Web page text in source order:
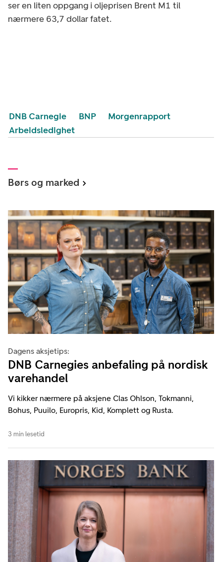
ser en liten oppgang i oljeprisen Brent M1 til
nærmere 63,7 dollar fatet.
DNB Carnegie BNP
Morgenrapport
Arbeidsledighet
Børs og marked
Dagens aksjetips:
DNB Carnegies anbefaling på nordisk
varehandel
Vi kikker nærmere på aksjene Clas Ohlson, Tokmanni,
Bohus, Puuilo, Europris, Kid, Komplett og Rusta.
3 min lesetid